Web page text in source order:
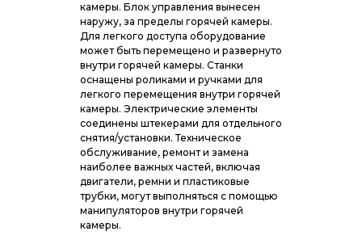
камеры. Блок управления вынесен
наружу, за пределы горячей камеры.
Для легкого доступа оборудование
может быть перемещено и развернуто
внутри горячей камеры. Станки
оснащены роликами и ручками для
легкого перемещения внутри горячей
камеры. Электрические элементы
соединены штекерами для отдельного
снятия/установки. Техническое
обслуживание, ремонт и замена
наиболее важных частей, включая
двигатели, ремни и пластиковые
трубки, могут выполняться с помощью
манипуляторов внутри горячей
камеры.